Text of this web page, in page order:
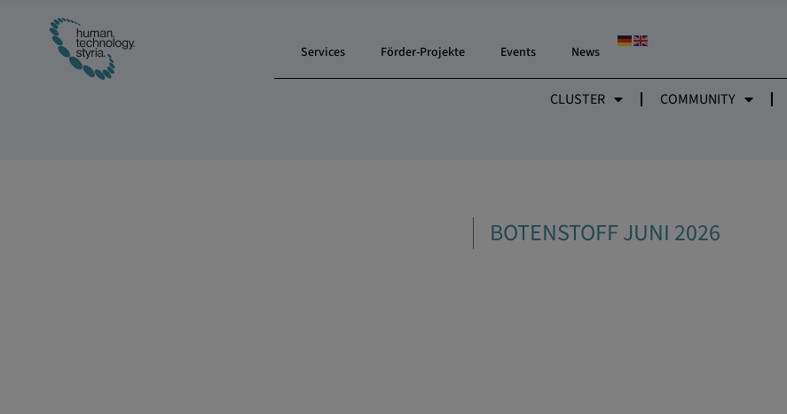
Services Förder-Projekte Events News
CLUSTER COMMUNITY
BOTENSTOFF JUNI 2026